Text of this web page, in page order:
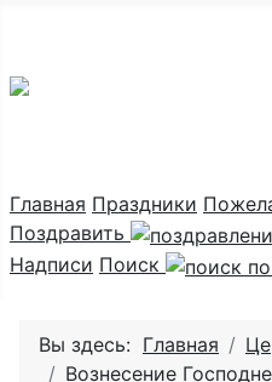
Главная Праздники
Поздравить
Надписи Поиск
Вы здесь: Главная
Вознесение Господне